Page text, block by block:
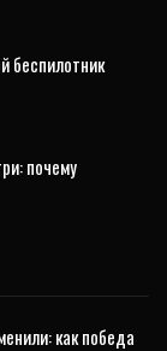
беспилотник
почему
как победа